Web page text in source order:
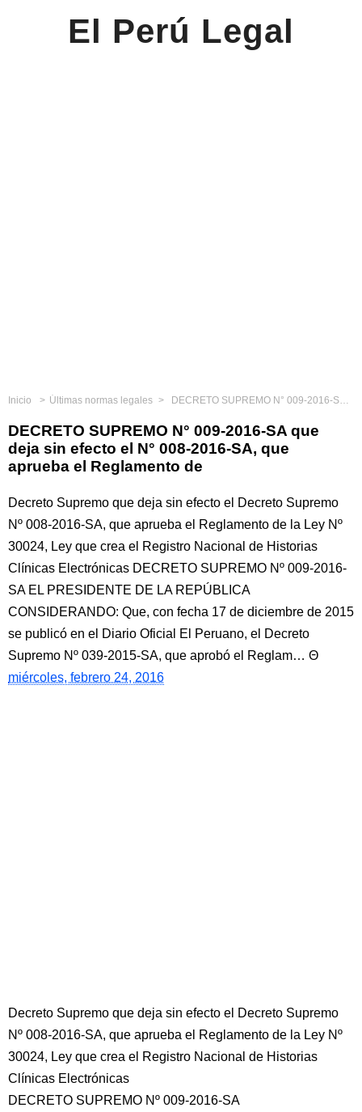
El Perú Legal
Inicio Últimas normas legales DECRETO SUPREMO N° 009-2016-SA que deja sin efecto el N° 008-2016-SA, que aprueba el Reglamento de
DECRETO SUPREMO N° 009-2016-SA que
deja sin efecto el N° 008-2016-SA, que
aprueba el Reglamento de
Decreto Supremo que deja sin efecto el Decreto Supremo
Nº 008-2016-SA, que aprueba el Reglamento de la Ley Nº
30024, Ley que crea el Registro Nacional de Historias
Clínicas Electrónicas DECRETO SUPREMO Nº 009-2016-
SA EL PRESIDENTE DE LA REPÚBLICA
CONSIDERANDO: Que, con fecha 17 de diciembre de 2015
se publicó en el Diario Oficial El Peruano, el Decreto
Supremo Nº 039-2015-SA, que aprobó el Reglam…
miércoles, febrero 24, 2016
Decreto Supremo que deja sin efecto el Decreto Supremo
Nº 008-2016-SA, que aprueba el Reglamento de la Ley Nº
30024, Ley que crea el Registro Nacional de Historias
Clínicas Electrónicas
DECRETO SUPREMO Nº 009-2016-SA